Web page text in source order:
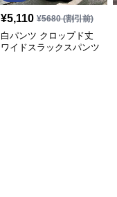
¥5,110 ¥5680(割引前)
白パンツ クロップド丈
ワイドスラックスパンツ